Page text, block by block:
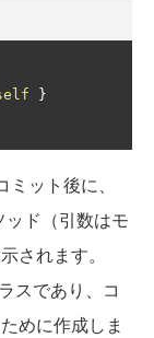
}
ット後に、
ド（引数はモ
されます。
スであり、コ
めに作成しま